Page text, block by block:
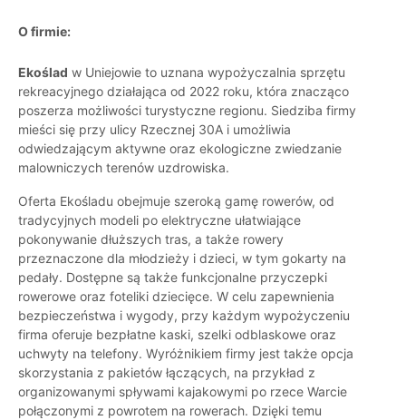
O firmie:
Ekoślad w Uniejowie to uznana wypożyczalnia sprzętu
rekreacyjnego działająca od 2022 roku, która znacząco
poszerza możliwości turystyczne regionu. Siedziba firmy
mieści się przy ulicy Rzecznej 30A i umożliwia
odwiedzającym aktywne oraz ekologiczne zwiedzanie
malowniczych terenów uzdrowiska.
Oferta Ekośladu obejmuje szeroką gamę rowerów, od
tradycyjnych modeli po elektryczne ułatwiające
pokonywanie dłuższych tras, a także rowery
przeznaczone dla młodzieży i dzieci, w tym gokarty na
pedały. Dostępne są także funkcjonalne przyczepki
rowerowe oraz foteliki dziecięce. W celu zapewnienia
bezpieczeństwa i wygody, przy każdym wypożyczeniu
firma oferuje bezpłatne kaski, szelki odblaskowe oraz
uchwyty na telefony. Wyróżnikiem firmy jest także opcja
skorzystania z pakietów łączących, na przykład z
organizowanymi spływami kajakowymi po rzece Warcie
połączonymi z powrotem na rowerach. Dzięki temu